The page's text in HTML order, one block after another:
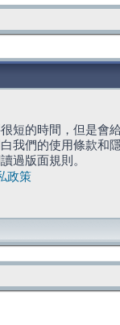
短的時間，但是會
我們的使用條款和
過版面規則。
政策